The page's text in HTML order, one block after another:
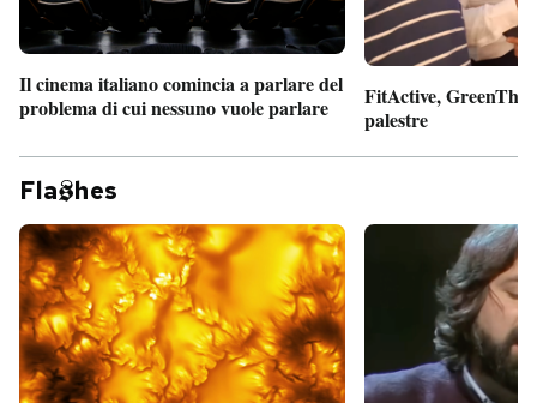
Il cinema italiano comincia a parlare del
problema di cui nessuno vuole parlare
FitActive,
palestre
Fla hes